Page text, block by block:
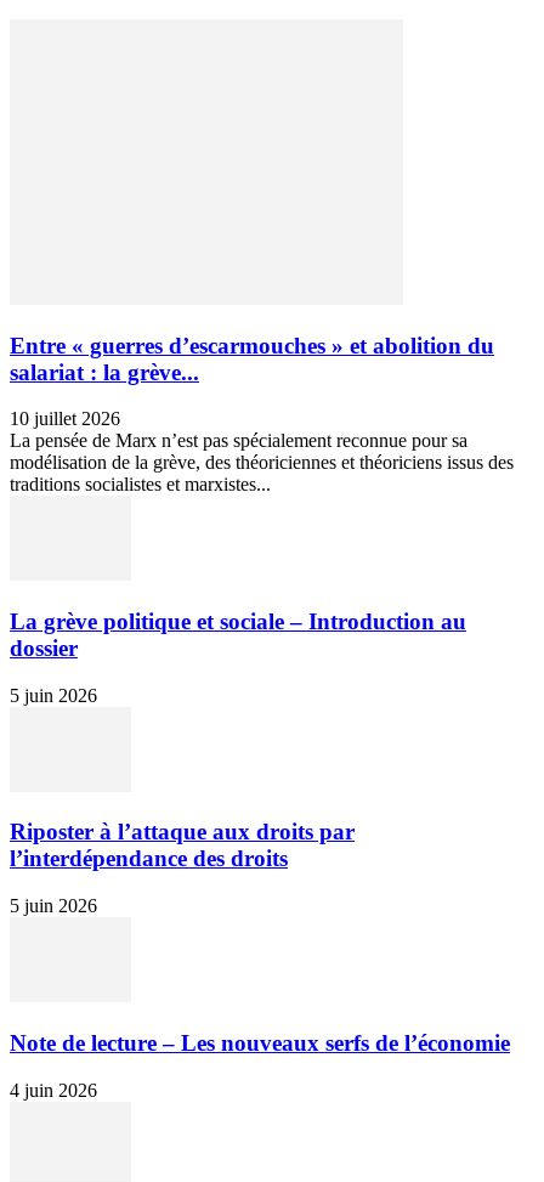
Entre « guerres d’escarmouches » et abolition du
salariat : la grève...
10 juillet 2026
La pensée de Marx n’est pas spécialement reconnue pour sa
modélisation de la grève, des théoriciennes et théoriciens issus des
traditions socialistes et marxistes...
La grève politique et sociale – Introduction au
dossier
5 juin 2026
Riposter à l’attaque aux droits par
l’interdépendance des droits
5 juin 2026
Note de lecture – Les nouveaux serfs de l’économie
4 juin 2026